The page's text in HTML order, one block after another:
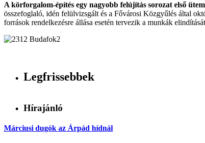
A körforgalom-építés egy nagyobb felújítás sorozat első
összefoglaló, idén felülvizsgált és a Fővárosi Közgyűlés által
források rendelkezésre állása esetén tervezik a munkák
Legfrissebbek
Hírajánló
Márciusi dugók az Árpád hídnál